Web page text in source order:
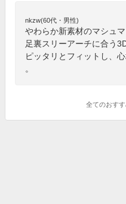
nkzw(60代・男性)
やわらか新素材のマシュ
足裏スリーアーチに合う
ピッタリとフィットし、
。
全てのおすす